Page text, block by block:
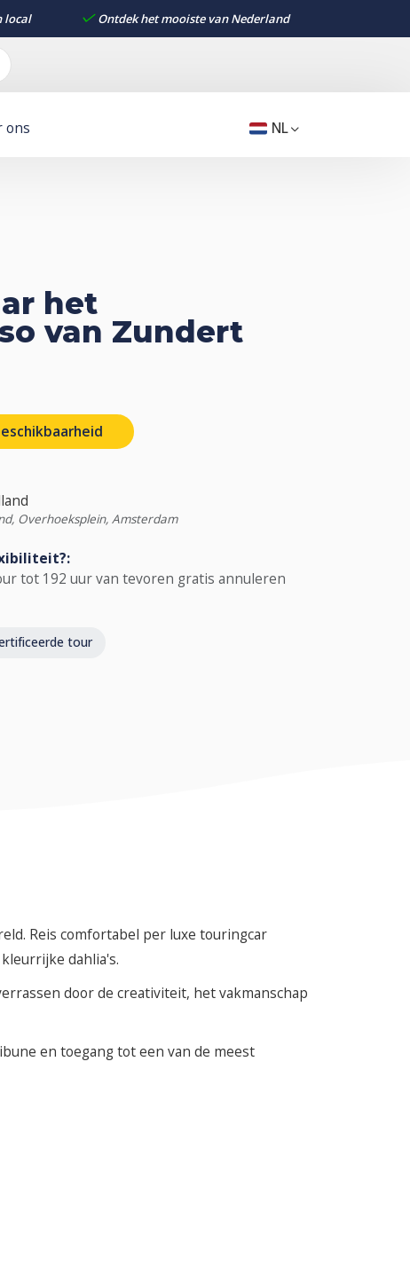
local Ontdek het mooiste van Nederland
ons NL
het
van Zundert
Overhoeksplein, Amsterdam
tot 192 uur van tevoren gratis annuleren
tour
Reis comfortabel per luxe touringcar
dahlia's.
door de creativiteit, het vakmanschap
en toegang tot een van de meest